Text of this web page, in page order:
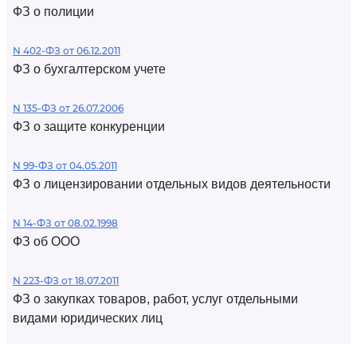
ФЗ о полиции
N 402-ФЗ от 06.12.2011
ФЗ о бухгалтерском учете
N 135-ФЗ от 26.07.2006
ФЗ о защите конкуренции
N 99-ФЗ от 04.05.2011
ФЗ о лицензировании отдельных видов деятельности
N 14-ФЗ от 08.02.1998
ФЗ об ООО
N 223-ФЗ от 18.07.2011
ФЗ о закупках товаров, работ, услуг отдельными
видами юридических лиц